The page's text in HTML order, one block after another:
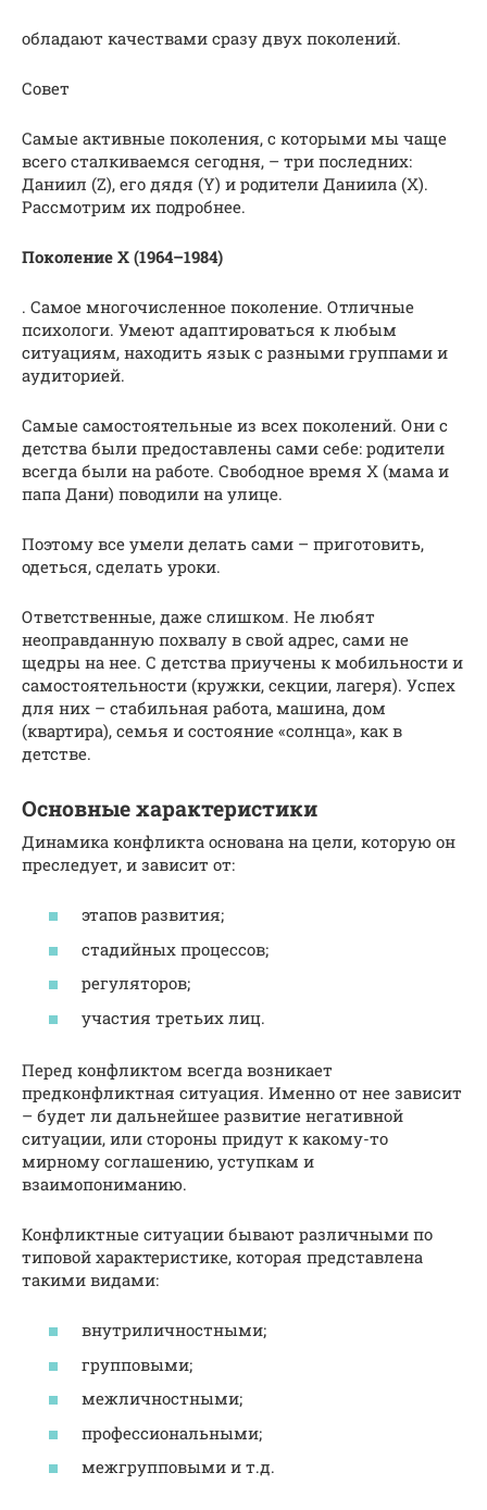
обладают качествами сразу двух поколений.
Совет
Самые активные поколения, с которыми мы чаще
всего сталкиваемся сегодня, – три последних:
Даниил (Z), его дядя (Y) и родители Даниила (X).
Рассмотрим их подробнее.
Поколение Х (1964–1984)
. Самое многочисленное поколение. Отличные
психологи. Умеют адаптироваться к любым
ситуациям, находить язык с разными группами и
аудиторией.
Самые самостоятельные из всех поколений. Они с
детства были предоставлены сами себе: родители
всегда были на работе. Свободное время X (мама и
папа Дани) поводили на улице.
Поэтому все умели делать сами – приготовить,
одеться, сделать уроки.
Ответственные, даже слишком. Не любят
неоправданную похвалу в свой адрес, сами не
щедры на нее. С детства приучены к мобильности и
самостоятельности (кружки, секции, лагеря). Успех
для них – стабильная работа, машина, дом
(квартира), семья и состояние «солнца», как в
детстве.
Основные характеристики
Динамика конфликта основана на цели, которую он
преследует, и зависит от:
этапов развития;
стадийных процессов;
регуляторов;
участия третьих лиц.
Перед конфликтом всегда возникает
предконфликтная ситуация. Именно от нее зависит
– будет ли дальнейшее развитие негативной
ситуации, или стороны придут к какому-то
мирному соглашению, уступкам и
взаимопониманию.
Конфликтные ситуации бывают различными по
типовой характеристике, которая представлена
такими видами:
внутриличностными;
групповыми;
межличностными;
профессиональными;
межгрупповыми и т.д.